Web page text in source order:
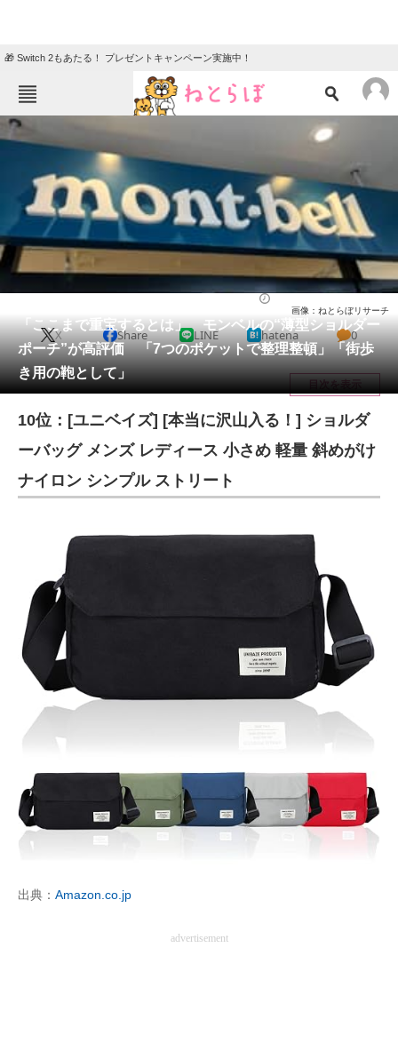
🎁 Switch 2もあたる！ プレゼントキャンペーン実施中！
TOP
エンタメ クイズ
グルメ 地域
住まい 教育・育児
リサーチ
会員記事
メディア
注目記事を集めた総合ページ
スマホと通信の最新トレンド
好きが集まる 比べて選べる
ビジネスと働き方のヒント
企業ITのトレンドを詳説
経営リーダーのコミュニティ
マーケ×ITの今がよく分かる
ITエンジニア向け専門サイト
企業向けIT製品の総合サイト
製造業のIT導入・活用を支援
モノづくり技術者専門サイト
「ここまで重宝するとは」 モンベルの“薄型ショルダー
ポーチ”が高評価 「7つのポケットで整理整頓」「街歩
き用の鞄として」
画像：ねとらぼリサーチ
X Share LINE hatena 0
目次を表示
10位：[ユニベイズ] [本当に沢山入る！] ショルダ
ーバッグ メンズ レディース 小さめ 軽量 斜めがけ
ナイロン シンプル ストリート
出典： Amazon.co.jp
advertisement